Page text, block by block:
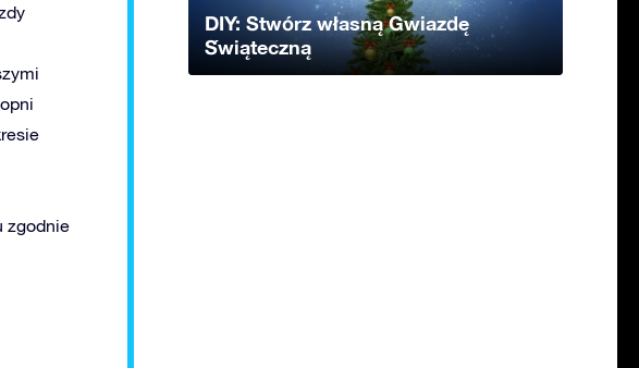
zgodnie
DIY: Stwórz własną Gwiazdę
Świąteczną